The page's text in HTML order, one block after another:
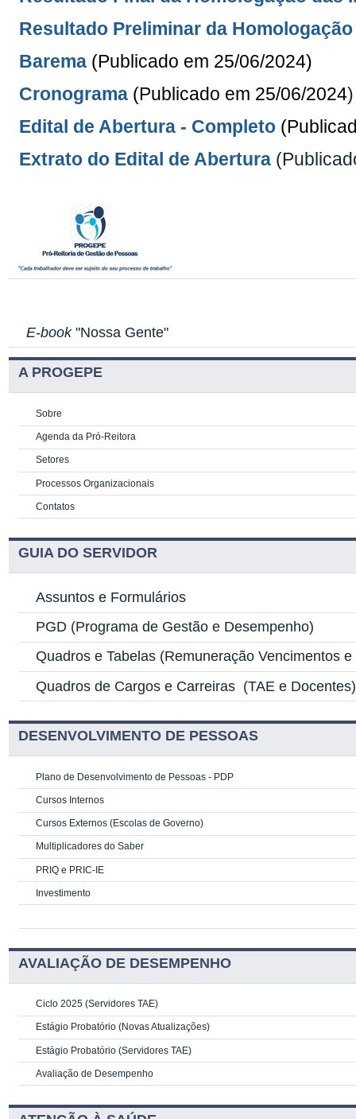
Resultado Preliminar da
Barema (Publicado em 25/06/2024)
Cronograma (Publicado em 25/06/2024)
Edital de Abertura - Completo
Extrato do Edital de Abertura
E-book"Nossa Gente"
A PROGEPE
Sobre
Agenda da Pró-Reitora
Setores
Processos Organizacionais
Contatos
GUIA DO SERVIDOR
Assuntos e Formulários
PGD (Programa de Gestão e Desempenho)
Quadros e Tabelas (Remuneração Vencimentos
Quadros de Cargos e Carreiras (TAE e Docentes)
DESENVOLVIMENTO DE PESSOAS
Plano de Desenvolvimento de Pessoas - PDP
Cursos Internos
Cursos Externos (Escolas de Governo)
Multiplicadores do Saber
PRIQ e PRIC-IE
Investimento
AVALIAÇÃO DE DESEMPENHO
Ciclo 2025 (Servidores TAE)
Estágio Probatório (Novas Atualizações)
Estágio Probatório (Servidores TAE)
Avaliação de Desempenho